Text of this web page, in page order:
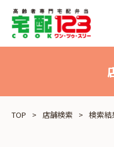
TOP 店舗検索 検索結